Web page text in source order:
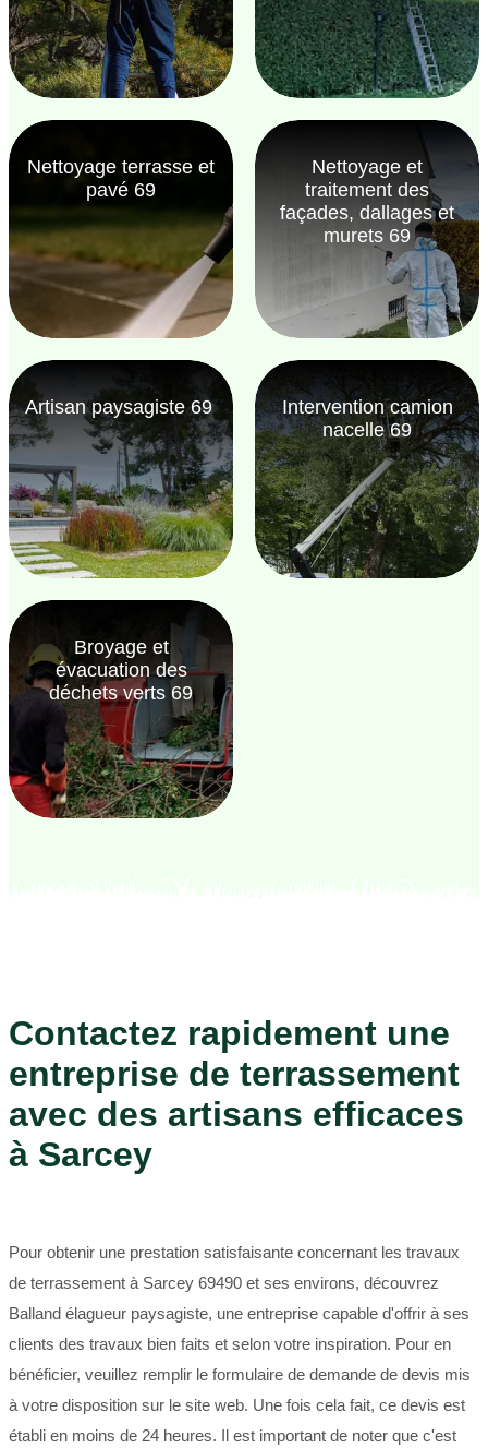
Nettoyage terrasse et
pavé 69
Nettoyage et
traitement des
façades, dallages et
murets 69
Artisan paysagiste 69
Intervention camion
nacelle 69
Broyage et
évacuation des
déchets verts 69
Contactez rapidement une
entreprise de terrassement
avec des artisans efficaces
à Sarcey
Pour obtenir une prestation satisfaisante concernant les travaux
de terrassement à Sarcey 69490 et ses environs, découvrez
Balland élagueur paysagiste, une entreprise capable d'offrir à ses
clients des travaux bien faits et selon votre inspiration. Pour en
bénéficier, veuillez remplir le formulaire de demande de devis mis
à votre disposition sur le site web. Une fois cela fait, ce devis est
établi en moins de 24 heures. Il est important de noter que c'est